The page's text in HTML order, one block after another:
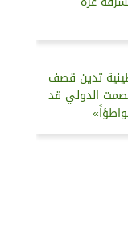
تدين قصف
الدولي قد